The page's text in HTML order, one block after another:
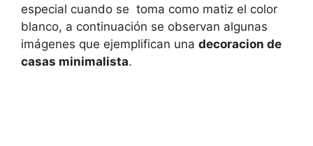
especial cuando se toma como matiz el color
blanco, a continuación se observan algunas
imágenes que ejemplifican una decoracion de
casas minimalista.